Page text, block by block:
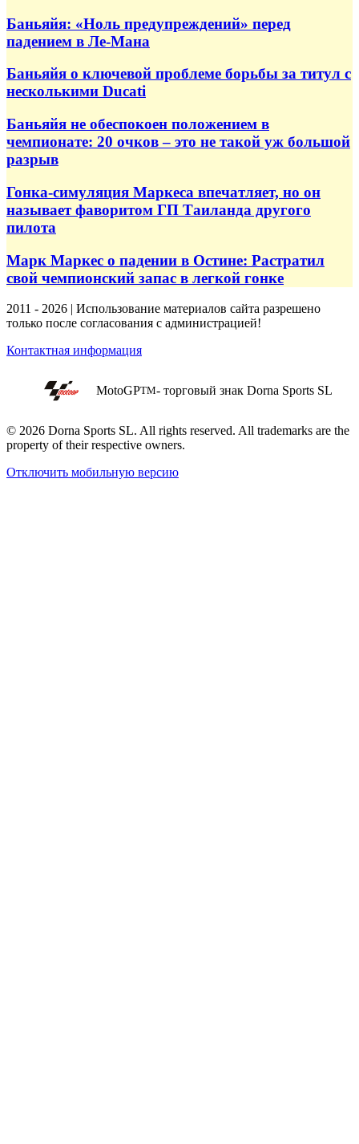
Баньяйя: «Ноль предупреждений» перед
падением в Ле-Мана
Баньяйя о ключевой проблеме борьбы за титул с
несколькими Ducati
Баньяйя не обеспокоен положением в
чемпионате: 20 очков – это не такой уж большой
разрыв
Гонка-симуляция Маркеса впечатляет, но он
называет фаворитом ГП Таиланда другого
пилота
Марк Маркес о падении в Остине: Растратил
свой чемпионский запас в легкой гонке
2011 - 2026 | Использование материалов сайта разрешено
только после согласования с администрацией!
Контактная информация
MotoGPTM- торговый знак Dorna Sports SL
© 2026 Dorna Sports SL. All rights reserved. All trademarks are the
property of their respective owners.
Отключить мобильную версию